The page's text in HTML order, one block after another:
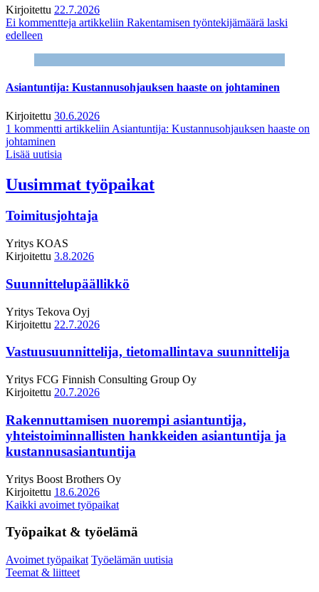
Kirjoitettu 22.7.2026
Ei kommentteja artikkeliin Rakentamisen työntekijämäärä laski
edelleen
Asiantuntija: Kustannusohjauksen haaste on johtaminen
Kirjoitettu 30.6.2026
1 kommentti artikkeliin Asiantuntija: Kustannusohjauksen haaste on
johtaminen
Lisää uutisia
Uusimmat työpaikat
Toimitusjohtaja
Yritys KOAS
Kirjoitettu 3.8.2026
Suunnittelupäällikkö
Yritys Tekova Oyj
Kirjoitettu 22.7.2026
Vastuusuunnittelija, tietomallintava suunnittelija
Yritys FCG Finnish Consulting Group Oy
Kirjoitettu 20.7.2026
Rakennuttamisen nuorempi asiantuntija,
yhteistoiminnallisten hankkeiden asiantuntija ja
kustannusasiantuntija
Yritys Boost Brothers Oy
Kirjoitettu 18.6.2026
Kaikki avoimet työpaikat
Työpaikat & työelämä
Avoimet työpaikat Työelämän uutisia
Teemat & liitteet